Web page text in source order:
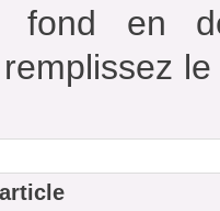
fond en
remplissez